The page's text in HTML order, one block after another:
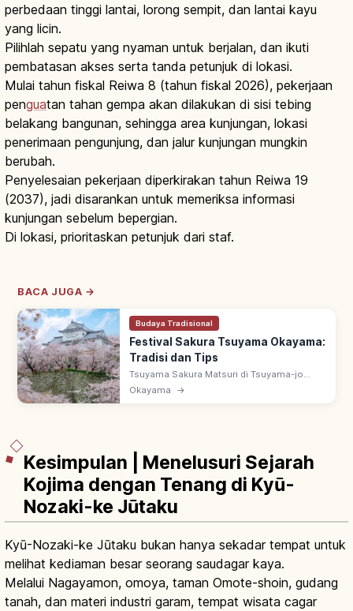
perbedaan tinggi lantai, lorong sempit, dan lantai kayu
yang licin.
Pilihlah sepatu yang nyaman untuk berjalan, dan ikuti
pembatasan akses serta tanda petunjuk di lokasi.
Mulai tahun fiskal Reiwa 8 (tahun fiskal 2026), pekerjaan
penguatan tahan gempa akan dilakukan di sisi tebing
belakang bangunan, sehingga area kunjungan, lokasi
penerimaan pengunjung, dan jalur kunjungan mungkin
berubah.
Penyelesaian pekerjaan diperkirakan tahun Reiwa 19
(2037), jadi disarankan untuk memeriksa informasi
kunjungan sebelum bepergian.
Di lokasi, prioritaskan petunjuk dari staf.
BACA JUGA →
Budaya Tradisional
Festival Sakura Tsuyama Okayama:
Tradisi dan Tips
Tsuyama Sakura Matsuri di Tsuyama-jo
(Kakuzan Koen), Okayama: festival sakura
semi di salah satu 100 Kastel Terkenal
Okayama →
Kesimpulan | Menelusuri Sejarah
Kojima dengan Tenang di Kyū-
Nozaki-ke Jūtaku
Kyū-Nozaki-ke Jūtaku bukan hanya sekadar tempat untuk
melihat kediaman besar seorang saudagar kaya.
Melalui Nagayamon, omoya, taman Omote-shoin, gudang
tanah, dan materi industri garam, tempat wisata cagar